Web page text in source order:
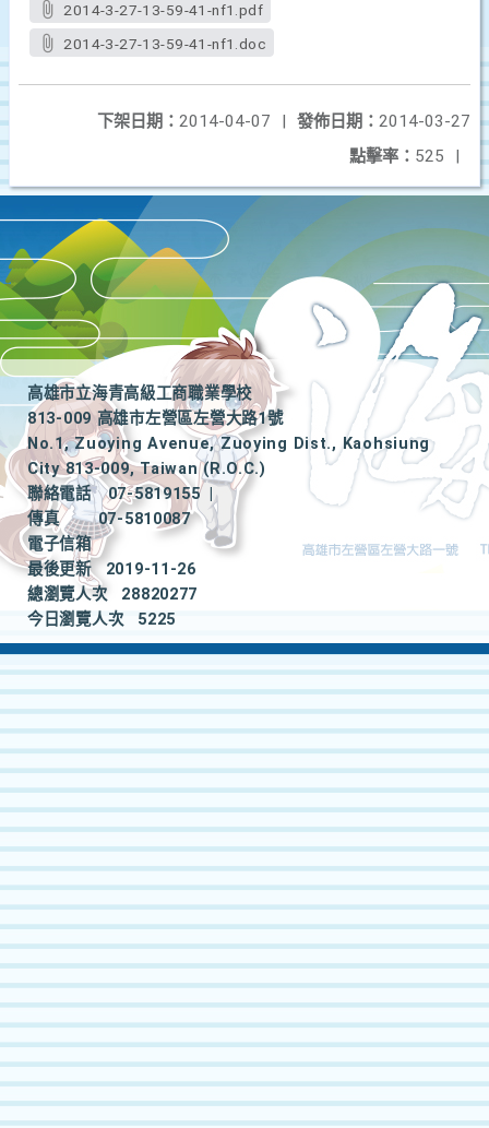
2014-3-27-13-59-41-nf1.pdf
2014-3-27-13-59-41-nf1.doc
發佈日期： 2014-03-27
下架日期： 2014-04-07
|
點擊率： 525 |
高雄市立海青高級工商職業學校
813-009 高雄市左營區左營大路1號
No.1, Zuoying Avenue, Zuoying Dist., Kaohsiung
City 813-009, Taiwan (R.O.C.)
聯絡電話
07-5819155
|
傳真
07-5810087
電子信箱
最後更新
2019-11-26
總瀏覽人次
28820277
今日瀏覽人次
5225